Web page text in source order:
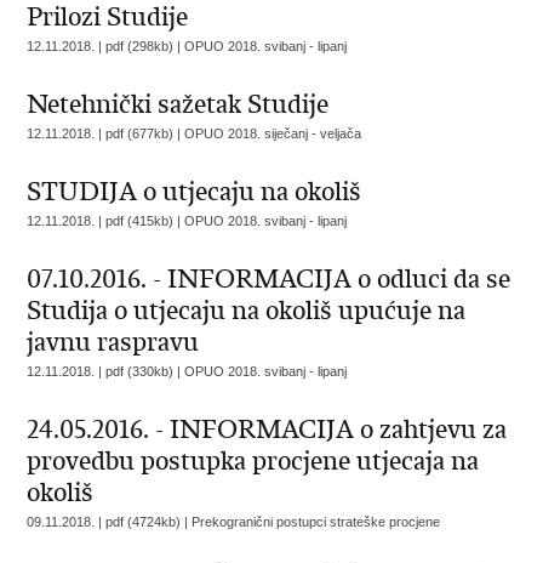
Prilozi Studije
12.11.2018. | pdf (298kb) |OPUO 2018. svibanj - lipanj
Netehnički sažetak Studije
12.11.2018. | pdf (677kb) |OPUO 2018. siječanj - veljača
STUDIJA o utjecaju na okoliš
12.11.2018. | pdf (415kb) |OPUO 2018. svibanj - lipanj
07.10.2016. - INFORMACIJA o odluci da se
Studija o utjecaju na okoliš upućuje na
javnu raspravu
12.11.2018. | pdf (330kb) |OPUO 2018. svibanj - lipanj
24.05.2016. - INFORMACIJA o zahtjevu za
provedbu postupka procjene utjecaja na
okoliš
09.11.2018. | pdf (4724kb) | Prekogranični postupci strateške procjene